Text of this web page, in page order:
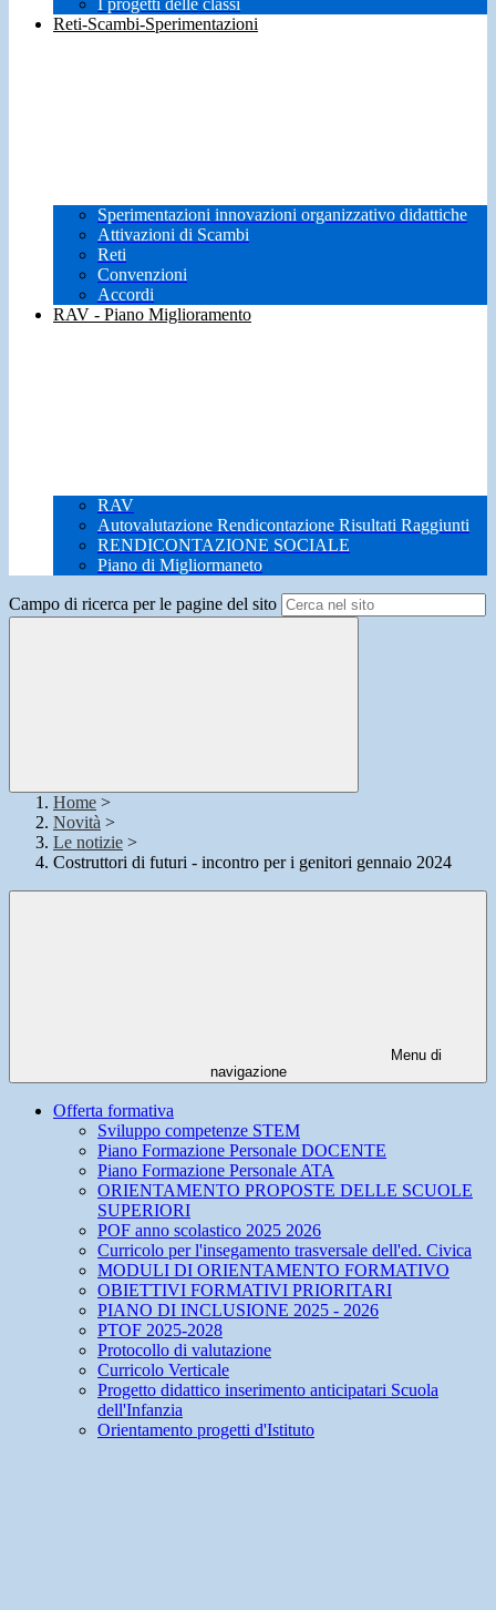
I progetti delle classi
Reti-Scambi-Sperimentazioni
Sperimentazioni innovazioni organizzativo didattiche
Attivazioni di Scambi
Reti
Convenzioni
Accordi
RAV - Piano Miglioramento
RAV
Autovalutazione Rendicontazione Risultati Raggiunti
RENDICONTAZIONE SOCIALE
Piano di Migliormaneto
Campo di ricerca per le pagine del sito
Home >
Novità >
Le notizie >
Costruttori di futuri - incontro per i genitori gennaio 2024
Menu di
navigazione
Offerta formativa
Sviluppo competenze STEM
Piano Formazione Personale DOCENTE
Piano Formazione Personale ATA
ORIENTAMENTO PROPOSTE DELLE SCUOLE
SUPERIORI
POF anno scolastico 2025 2026
Curricolo per l'insegamento trasversale dell'ed. Civica
MODULI DI ORIENTAMENTO FORMATIVO
OBIETTIVI FORMATIVI PRIORITARI
PIANO DI INCLUSIONE 2025 - 2026
PTOF 2025-2028
Protocollo di valutazione
Curricolo Verticale
Progetto didattico inserimento anticipatari Scuola
dell'Infanzia
Orientamento progetti d'Istituto